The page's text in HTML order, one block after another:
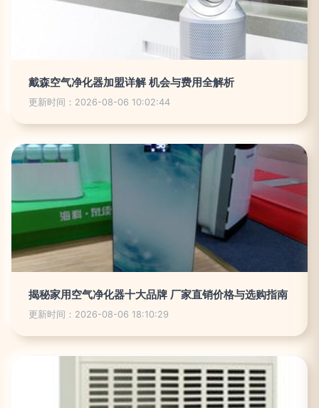
戴森空气净化器加盟详解 机会与费用全解析
更新时间：2026-08-06 10:02:44
揭秘家用空气净化器十大品牌 厂家直销价格与选购指南
更新时间：2026-08-06 18:10:29